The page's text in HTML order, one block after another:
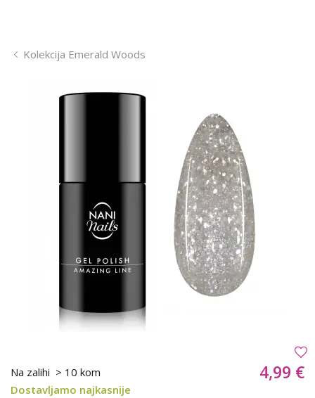
Kolekcija Emerald Woods
Na zalihi > 10 kom
Dostavljamo najkasnije
4,99 €